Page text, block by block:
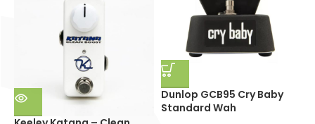
Dunlop GCB95 Cry Baby
Standard Wah